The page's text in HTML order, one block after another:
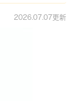
2026.07.07更新